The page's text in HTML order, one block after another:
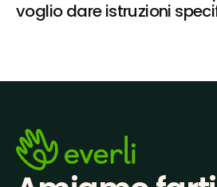
voglio dare istruzioni